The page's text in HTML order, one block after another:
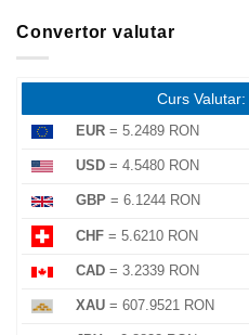
Convertor valutar
Curs Valutar:
EUR = 5.2489 RON
USD = 4.5480 RON
GBP = 6.1244 RON
CHF = 5.6210 RON
CAD = 3.2339 RON
XAU = 607.9521 RON